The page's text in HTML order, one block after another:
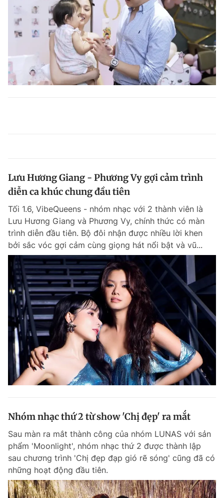
Lưu Hương Giang - Phương Vy gợi cảm trình
diễn ca khúc chung đầu tiên
Tối 1.6, VibeQueens - nhóm nhạc với 2 thành viên là
Lưu Hương Giang và Phương Vy, chính thức có màn
trình diễn đầu tiên. Bộ đôi nhận được nhiều lời khen
bởi sắc vóc gợi cảm cùng giọng hát nổi bật và vũ...
Nhóm nhạc thứ 2 từ show 'Chị đẹp' ra mắt
Sau màn ra mắt thành công của nhóm LUNAS với sản
phẩm 'Moonlight', nhóm nhạc thứ 2 được thành lập
sau chương trình 'Chị đẹp đạp gió rẽ sóng' cũng đã có
những hoạt động đầu tiên.